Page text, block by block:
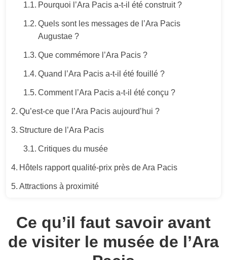
Pourquoi l’Ara Pacis a-t-il été construit ?
Quels sont les messages de l’Ara Pacis
Augustae ?
Que commémore l’Ara Pacis ?
Quand l’Ara Pacis a-t-il été fouillé ?
Comment l’Ara Pacis a-t-il été conçu ?
Qu’est-ce que l’Ara Pacis aujourd’hui ?
Structure de l’Ara Pacis
Critiques du musée
Hôtels rapport qualité-prix près de Ara Pacis
Attractions à proximité
Ce qu’il faut savoir avant
de visiter le musée de l’Ara